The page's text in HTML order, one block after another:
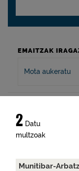
EMAITZAK
Mota aukeratu
2 Datu
multzoak
Munitibar-